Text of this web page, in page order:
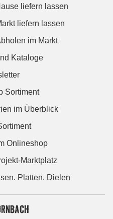
liefern lassen
liefern lassen
im Markt
Kataloge
Sortiment
im Überblick
Onlineshop
Marktplatz
Platten. Dielen